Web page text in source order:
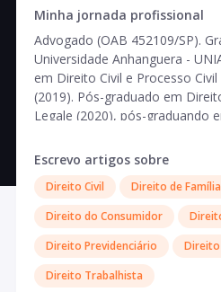
Escrevo artigos sobre
Direito Civil
Direito de Família
Direito do Consumidor
Direito Previdenciário
Direito
Direito Trabalhista
Minha jornada profissional
Advogado (OAB 452109/SP).
Universidade Anhanguera -
em Direito Civil e Processo
(2019). Pós-graduado em
Legale (2020), pós-graduando
Direito do Trabalho pela
efetivo da Comissão de Direito
Subseção da Ordem dos
OABSP. Sócio fundador do
Advogados.